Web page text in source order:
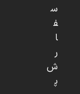
س
ف
ا
ر
ش
پ